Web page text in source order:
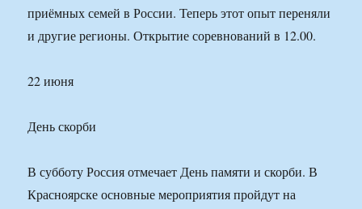
приёмных семей в России. Теперь этот опыт переняли
и другие регионы. Открытие соревнований в 12.00.
22 июня
День скорби
В субботу Россия отмечает День памяти и скорби. В
Красноярске основные мероприятия пройдут на